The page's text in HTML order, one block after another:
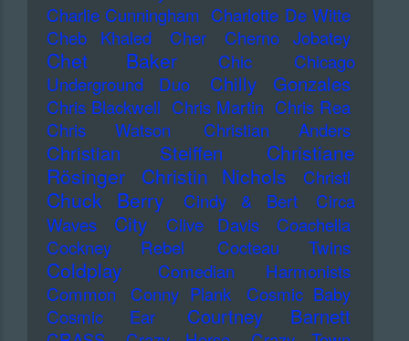
Charlie Cunningham Charlotte De Witte
Cheb Khaled
Cher Cherno Jobatey
Chet Baker Chic
Chicago
Underground Duo
Chilly Gonzales
Chris Blackwell Chris Martin Chris Rea
Chris Watson
Christian Anders
Christian Steiffen
Christiane
Rösinger
Christin Nichols Christl
Chuck Berry Cindy & Bert
Circa
Waves
City Clive Davis
Coachella
Cockney Rebel
Cocteau Twins
Coldplay
Comedian Harmonists
Common
Conny Plank
Cosmic Baby
Cosmic Ear
Courtney Barnett